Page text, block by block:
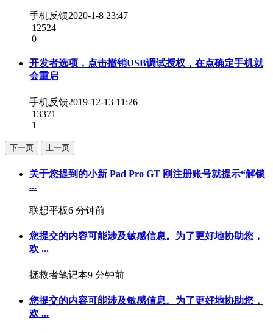
手机反馈2020-1-8 23:47
12524
0
开发者选项，点击撤销USB调试授权，在点确定手机就
会重启
手机反馈2019-12-13 11:26
13371
1
下一页 上一页
关于您提到的小新 Pad Pro GT 刚注册账号就提示“解锁
...
联想平板6 分钟前
您提交的内容可能涉及敏感信息。为了更好地协助您，
欢 ...
拯救者笔记本9 分钟前
您提交的内容可能涉及敏感信息。为了更好地协助您，
欢 ...